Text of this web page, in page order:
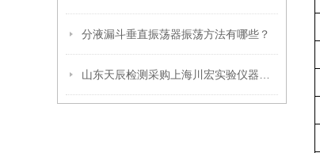
分液漏斗垂直振荡器振荡方法有哪些？